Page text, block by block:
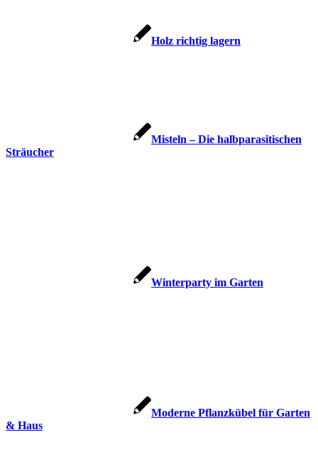
Holz richtig lagern
Misteln – Die halbparasitischen
Sträucher
Winterparty im Garten
Moderne Pflanzkübel für Garten
& Haus